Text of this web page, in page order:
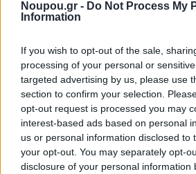
Noupou.gr - Do Not Process My
Information
If you wish to opt-out of the sale,
processing of your personal or
targeted advertising by us, please use
section to confirm your selection.
opt-out request is processed you may
interest-based ads based on personal
us or personal information disclosed to
your opt-out. You may separately opt-
disclosure of your personal information
Δέκα ημέρες αφιερωμένες στις
Εναλλακτικής Σκηνής, η οποία
ανοιχτή αρένα για συναυλίες,
παραστάσεις και χορό.
Ημέρες ΕικαστικώνΤεχνών|